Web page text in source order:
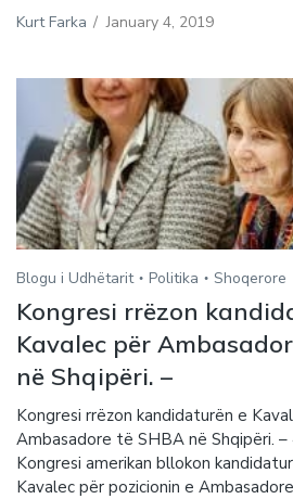
Kurt Farka / January 4, 2019
Blogu i Udhëtarit Politika Shoqerore
Kongresi rrëzon
Kavalec për
në Shqipëri. –
Kongresi rrëzon kandidaturën e
Ambasadore të SHBA në Shqipëri. –
Kongresi amerikan bllokon
Kavalec për pozicionin e